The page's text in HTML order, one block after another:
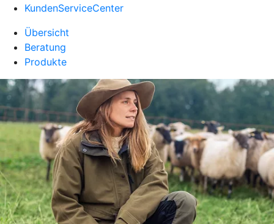
KundenServiceCenter
Übersicht
Beratung
Produkte